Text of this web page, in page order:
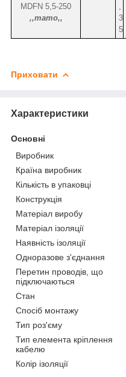
MDFN 5,5-250
,,тато,,
,
3
5
Приховати
Характеристики
Основні
Виробник
Країна виробник
Кількість в упаковці
Конструкція
Матеріал виробу
Матеріал ізоляції
Наявність ізоляції
Одноразове з'єднання
Перетин проводів, що
підключаються
Стан
Спосіб монтажу
Тип роз'єму
Тип елемента кріплення
кабелю
Колір ізоляції